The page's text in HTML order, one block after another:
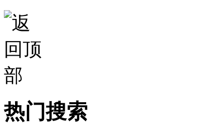
热门搜索